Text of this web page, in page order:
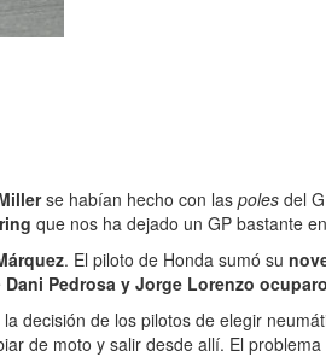
se habían hecho con las poles del
que nos ha dejado un GP bastante
. El piloto de Honda sumó su
Dani Pedrosa y Jorge Lorenzo
decisión de los pilotos de elegir
de moto y salir desde allí. El